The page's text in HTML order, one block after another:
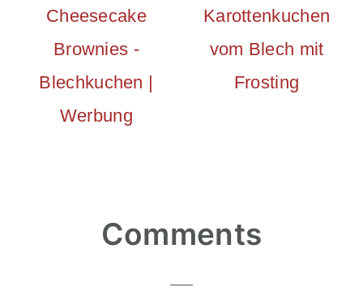
Cheesecake
Brownies -
Blechkuchen |
Werbung
Karottenkuchen
vom Blech mit
Frosting
ReaderComments